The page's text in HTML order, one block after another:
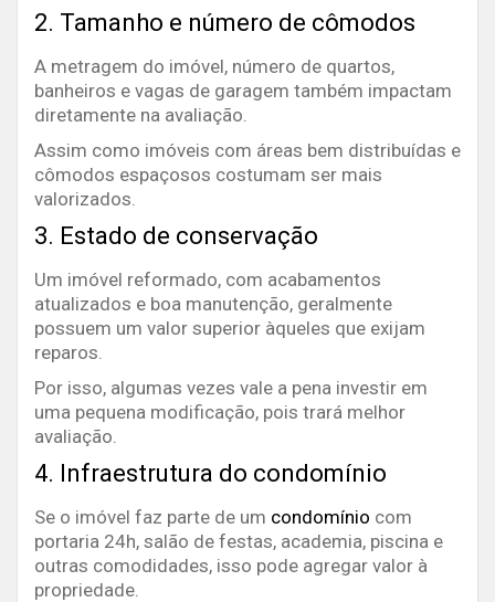
2. Tamanho e número de cômodos
A metragem do imóvel, número de quartos,
banheiros e vagas de garagem também impactam
diretamente na avaliação.
Assim como imóveis com áreas bem distribuídas e
cômodos espaçosos costumam ser mais
valorizados.
3. Estado de conservação
Um imóvel reformado, com acabamentos
atualizados e boa manutenção, geralmente
possuem um valor superior àqueles que exijam
reparos.
Por isso, algumas vezes vale a pena investir em
uma pequena modificação, pois trará melhor
avaliação.
4. Infraestrutura do condomínio
Se o imóvel faz parte de um condomínio com
portaria 24h, salão de festas, academia, piscina e
outras comodidades, isso pode agregar valor à
propriedade.